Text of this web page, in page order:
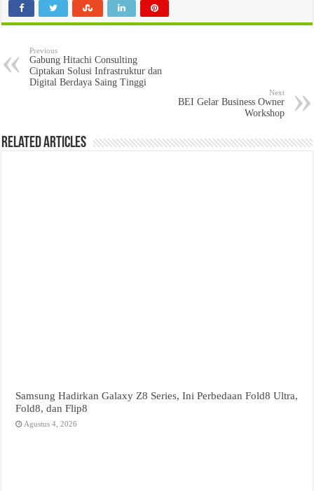
Previous
Gabung Hitachi Consulting
Ciptakan Solusi Infrastruktur dan
Digital Berdaya Saing Tinggi
Next
BEI Gelar Business Owner
Workshop
Related Articles
Samsung Hadirkan Galaxy Z8 Series, Ini Perbedaan Fold8 Ultra,
Fold8, dan Flip8
Agustus 4, 2026